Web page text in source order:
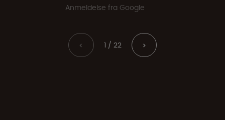
Anmeldelse fra Google
< 1 / 22 >